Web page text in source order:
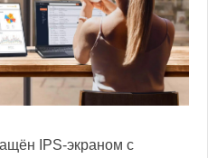
IPS-экраном с